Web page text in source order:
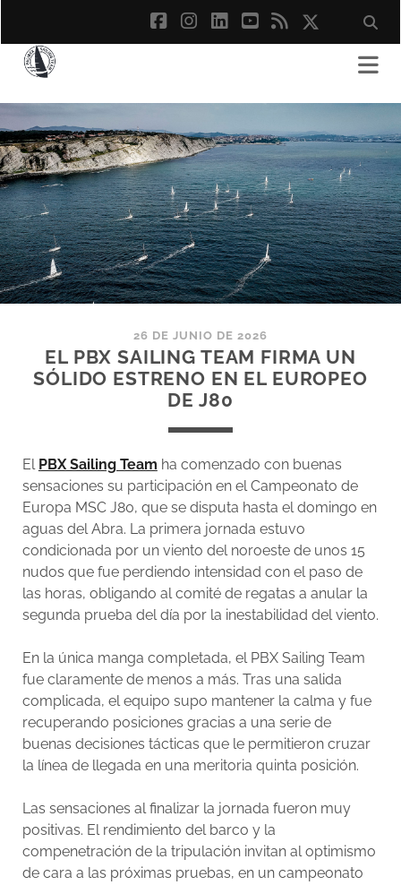
facebook
instagram
linkedinyoutube
rss
26 DE JUNIO DE 2026
EL PBX SAILING TEAM FIRMA UN
SÓLIDO ESTRENO EN EL EUROPEO
DE J80
El PBX Sailing Team ha comenzado con buenas
sensaciones su participación en el Campeonato de
Europa MSC J80, que se disputa hasta el domingo en
aguas del Abra. La primera jornada estuvo
condicionada por un viento del noroeste de unos 15
nudos que fue perdiendo intensidad con el paso de
las horas, obligando al comité de regatas a anular la
segunda prueba del día por la inestabilidad del viento.
En la única manga completada, el PBX Sailing Team
fue claramente de menos a más. Tras una salida
complicada, el equipo supo mantener la calma y fue
recuperando posiciones gracias a una serie de
buenas decisiones tácticas que le permitieron cruzar
la línea de llegada en una meritoria quinta posición.
Las sensaciones al finalizar la jornada fueron muy
positivas. El rendimiento del barco y la
compenetración de la tripulación invitan al optimismo
de cara a las próximas pruebas, en un campeonato